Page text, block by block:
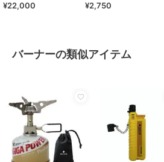
¥22,000 ¥2,750
バーナーの類似アイテム